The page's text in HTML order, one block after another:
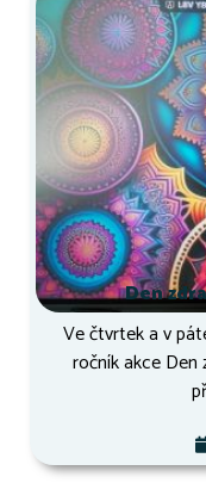
Den
Ve čtvrtek a v
ročník akce Den